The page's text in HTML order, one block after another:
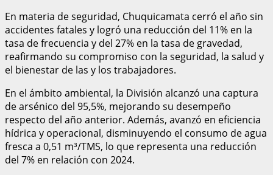
En materia de seguridad, Chuquicamata cerró el año sin
accidentes fatales y logró una reducción del 11% en la
tasa de frecuencia y del 27% en la tasa de gravedad,
reafirmando su compromiso con la seguridad, la salud y
el bienestar de las y los trabajadores.
En el ámbito ambiental, la División alcanzó una captura
de arsénico del 95,5%, mejorando su desempeño
respecto del año anterior. Además, avanzó en eficiencia
hídrica y operacional, disminuyendo el consumo de agua
fresca a 0,51 m³/TMS, lo que representa una reducción
del 7% en relación con 2024.